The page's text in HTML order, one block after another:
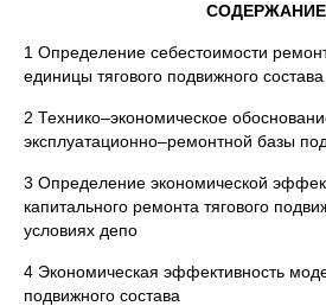
СОДЕРЖАНИЕ
1 Определение себестоимости
единицы тягового подвижного состава
2 Технико–экономическое
эксплуатационно–ремонтной базы
3 Определение экономической
капитального ремонта тягового
условиях депо
4 Экономическая эффективность
подвижного состава